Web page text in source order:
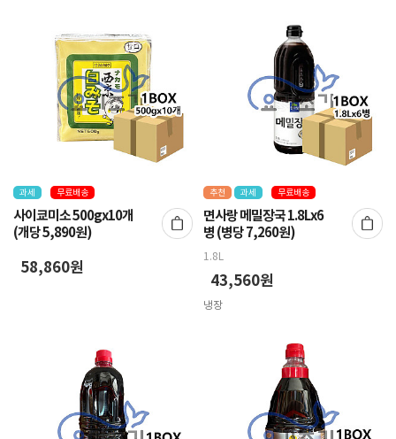
과세 무료배송
사이쿄미소 500gx10개
(개당 5,890원)
58,860원
추천 과세 무료배송
면사랑 메밀장국 1.8Lx6
병 (병당 7,260원)
1.8L
43,560원
냉장